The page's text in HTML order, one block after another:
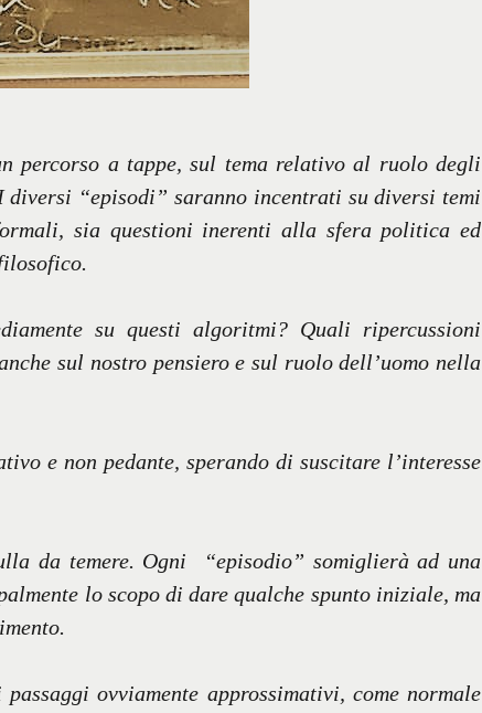
percorso a tappe, sul tema relativo al ruolo degli
“episodi” saranno incentrati su diversi temi
sia questioni inerenti alla sfera politica ed
su questi algoritmi? Quali ripercussioni
sul nostro pensiero e sul ruolo dell’uomo nella
e non pedante, sperando di suscitare l’interesse
da temere. Ogni “episodio” somiglierà ad una
lo scopo di dare qualche spunto iniziale, ma
ovviamente approssimativi, come normale